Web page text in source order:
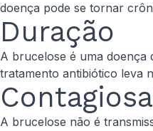
doença pode se tornar
Duração
A brucelose é uma doença
tratamento antibiótico leva
A brucelose não é